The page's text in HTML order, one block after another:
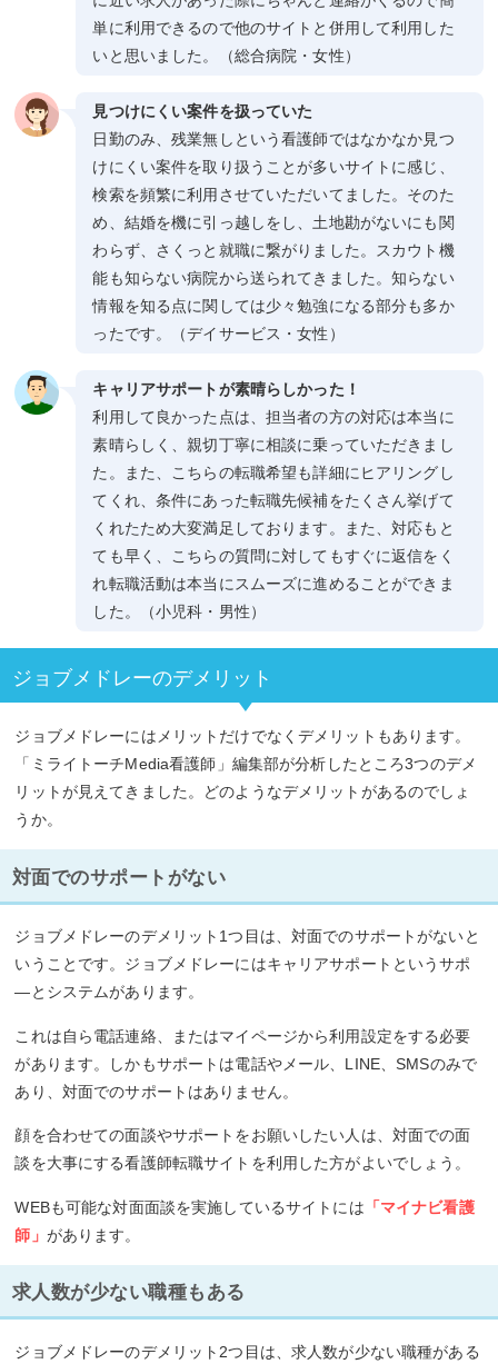
単に利用できるので他のサイトと併用して利用した
いと思いました。（総合病院・女性）
見つけにくい案件を扱っていた
日勤のみ、残業無しという看護師ではなかなか見つ
けにくい案件を取り扱うことが多いサイトに感じ、
検索を頻繁に利用させていただいてました。そのた
め、結婚を機に引っ越しをし、土地勘がないにも関
わらず、さくっと就職に繋がりました。スカウト機
能も知らない病院から送られてきました。知らない
情報を知る点に関しては少々勉強になる部分も多か
ったです。（デイサービス・女性）
キャリアサポートが素晴らしかった！
利用して良かった点は、担当者の方の対応は本当に
素晴らしく、親切丁寧に相談に乗っていただきまし
た。また、こちらの転職希望も詳細にヒアリングし
てくれ、条件にあった転職先候補をたくさん挙げて
くれたため大変満足しております。また、対応もと
ても早く、こちらの質問に対してもすぐに返信をく
れ転職活動は本当にスムーズに進めることができま
した。（小児科・男性）
ジョブメドレーのデメリット
ジョブメドレーにはメリットだけでなくデメリットもあります。
「ミライトーチMedia看護師」編集部が分析したところ3つのデメ
リットが見えてきました。どのようなデメリットがあるのでしょ
うか。
対面でのサポートがない
ジョブメドレーのデメリット1つ目は、対面でのサポートがないと
いうことです。ジョブメドレーにはキャリアサポートというサポ
―とシステムがあります。
これは自ら電話連絡、またはマイページから利用設定をする必要
があります。しかもサポートは電話やメール、LINE、SMSのみで
あり、対面でのサポートはありません。
顔を合わせての面談やサポートをお願いしたい人は、対面での面
談を大事にする看護師転職サイトを利用した方がよいでしょう。
WEBも可能な対面面談を実施しているサイトには 「マイナビ看護
師」 があります。
求人数が少ない職種もある
ジョブメドレーのデメリット2つ目は、求人数が少ない職種がある